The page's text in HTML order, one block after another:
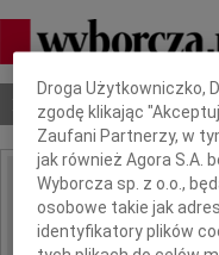
Nekrologi Odeszli
IMIĘ I NAZWISKO:
Dbamy o Twoją
Droga Użytkowniczko,
zgodę klikając
Zaufani Partnerzy, w
jak również Agora S.A.
Wyborcza sp. z o.o.,
osobowe takie jak
identyfikatory plików